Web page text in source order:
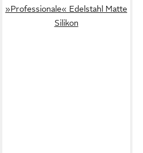
»Professionale« Edelstahl Matte
Silikon